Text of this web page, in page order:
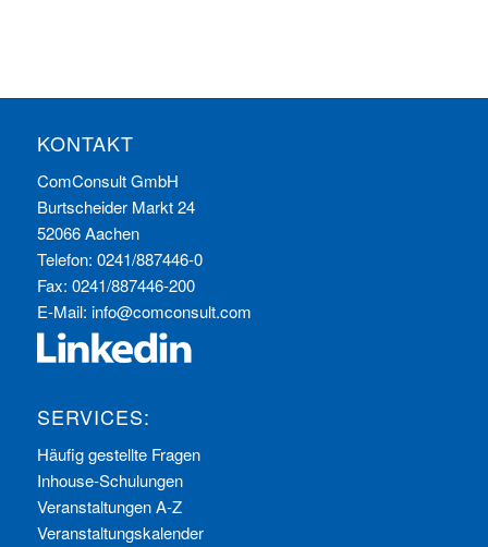
KONTAKT
ComConsult GmbH
Burtscheider Markt 24
52066 Aachen
Telefon: 0241/887446-0
Fax: 0241/887446-200
E-Mail: info@comconsult.com
SERVICES:
Häufig gestellte Fragen
Inhouse-Schulungen
Veranstaltungen A-Z
Veranstaltungskalender